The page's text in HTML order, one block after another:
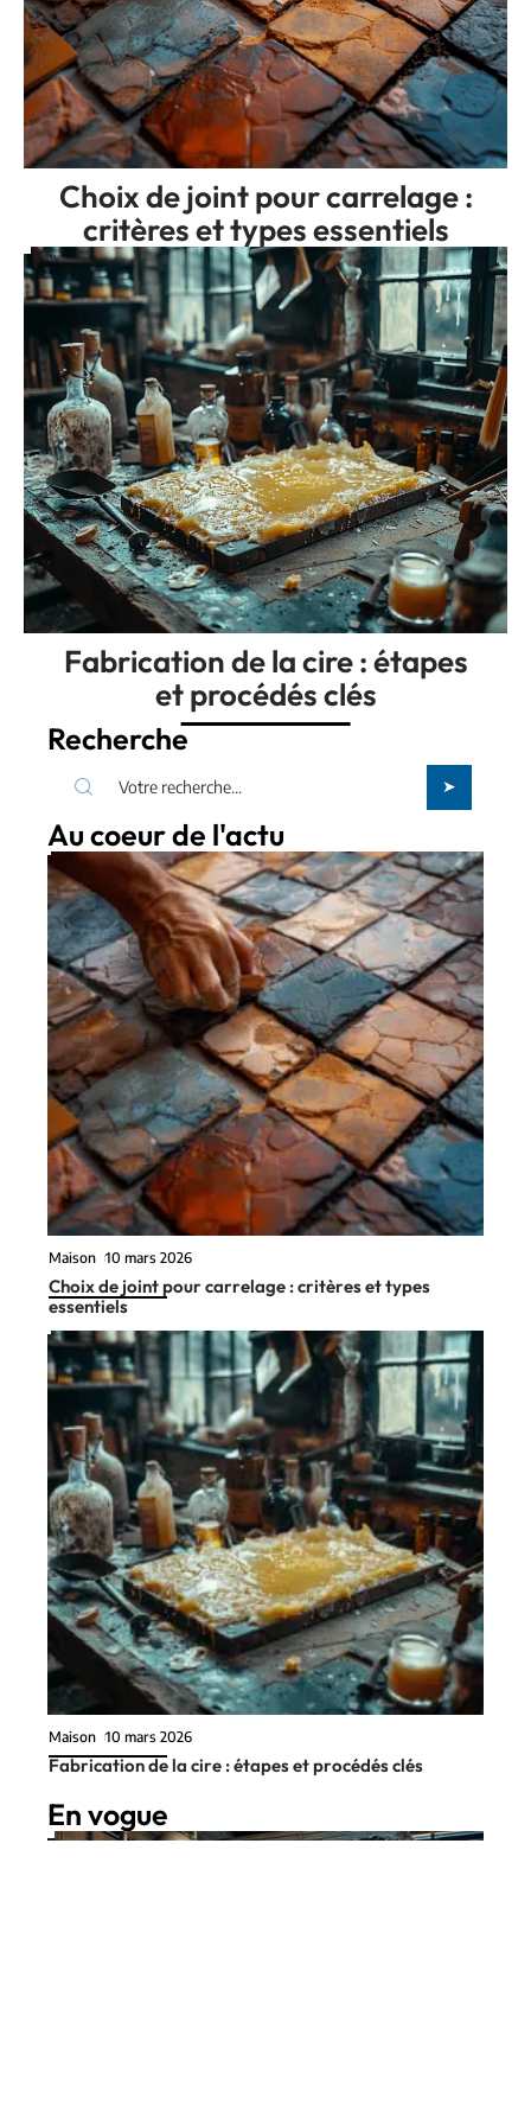
Choix de joint pour carrelage :
critères et types essentiels
Fabrication de la cire : étapes
et procédés clés
Recherche
Au coeur de l'actu
Maison 10 mars 2026
Choix de joint pour carrelage : critères et types
essentiels
Maison 10 mars 2026
Fabrication de la cire : étapes et procédés clés
En vogue